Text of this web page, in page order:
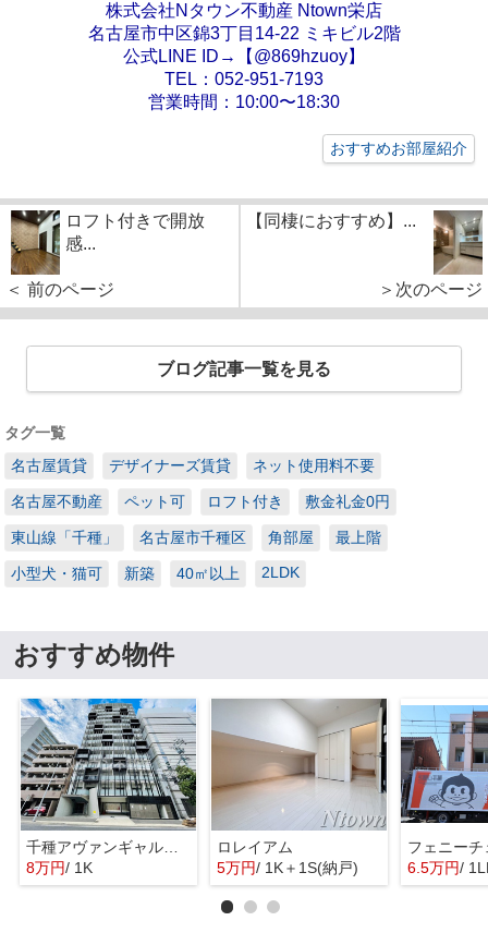
株式会社Nタウン不動産 Ntown栄店
名古屋市中区錦3丁目14-22 ミキビル2階
公式LINE ID→【@869hzuoy】
TEL：052-951-7193
営業時間：10:00〜18:30
おすすめお部屋紹介
ロフト付きで開放
感...
＜ 前のページ
【同棲におすすめ】...
＞次のページ
ブログ記事一覧を見る
タグ一覧
名古屋賃貸
デザイナーズ賃貸 ネット使用料不要
名古屋不動産 ペット可 ロフト付き 敷金礼金0円
東山線「千種」 名古屋市千種区 角部屋 最上階
小型犬・猫可 新築 40㎡以上 2LDK
おすすめ物件
千種アヴァンギャルドプレイス
8万円/ 1K
ロレイアム
5万円/ 1K＋1S(納戸)
フェニーチ
6.5万円/